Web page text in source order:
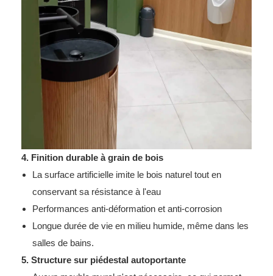
4. Finition durable à grain de bois
La surface artificielle imite le bois naturel tout en
conservant sa résistance à l'eau
Performances anti-déformation et anti-corrosion
Longue durée de vie en milieu humide, même dans les
salles de bains.
5. Structure sur piédestal autoportante